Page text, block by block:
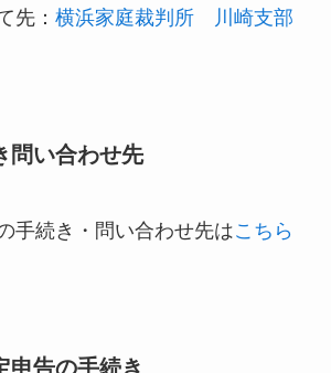
先： 横浜家庭裁判所 川崎支部
問い合わせ先
手続き・問い合わせ先はこちら
申告の手続き